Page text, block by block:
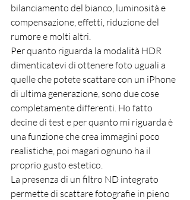
bilanciamento del bianco, luminosità e
compensazione, effetti, riduzione del
rumore e molti altri.
Per quanto riguarda la modalità HDR
dimenticatevi di ottenere foto uguali a
quelle che potete scattare con un iPhone
di ultima generazione, sono due cose
completamente differenti. Ho fatto
decine di test e per quanto mi riguarda è
una funzione che crea immagini poco
realistiche, poi magari ognuno ha il
proprio gusto estetico.
La presenza di un filtro ND integrato
permette di scattare fotografie in pieno